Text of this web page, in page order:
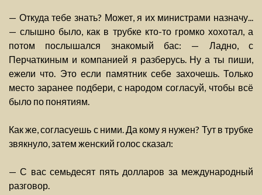
— Откуда тебе знать? Может, я их министрами назначу...
— слышно было, как в трубке кто-то громко хохотал, а
потом послышался знакомый бас: — Ладно, с
Перчаткиным и компанией я разберусь. Ну а ты пиши,
ежели что. Это если памятник себе захочешь. Только
место заранее подбери, с народом согласуй, чтобы всё
было по понятиям.
Как же, согласуешь с ними. Да кому я нужен? Тут в трубке
звякнуло, затем женский голос сказал:
— С вас семьдесят пять долларов за международный
разговор.